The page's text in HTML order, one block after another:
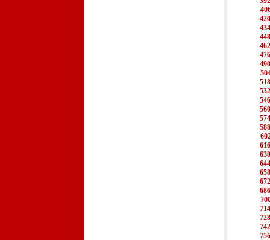
420
434
448
462
476
490
518
532
546
560
574
588
616
630
644
658
672
686
714
728
742
756